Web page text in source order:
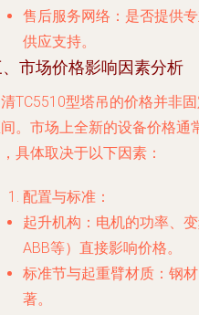
售后服务网络 ：是否提供
供应支持。
市场价格影响因素分析
TC5510型塔吊的价格并非
。市场上全新的设备价格通
具体取决于以下因素：
配置与标准 ：
起升机构 ：电机的功率、
ABB等）直接影响价格。
标准节与起重臂材质 ：钢
著。